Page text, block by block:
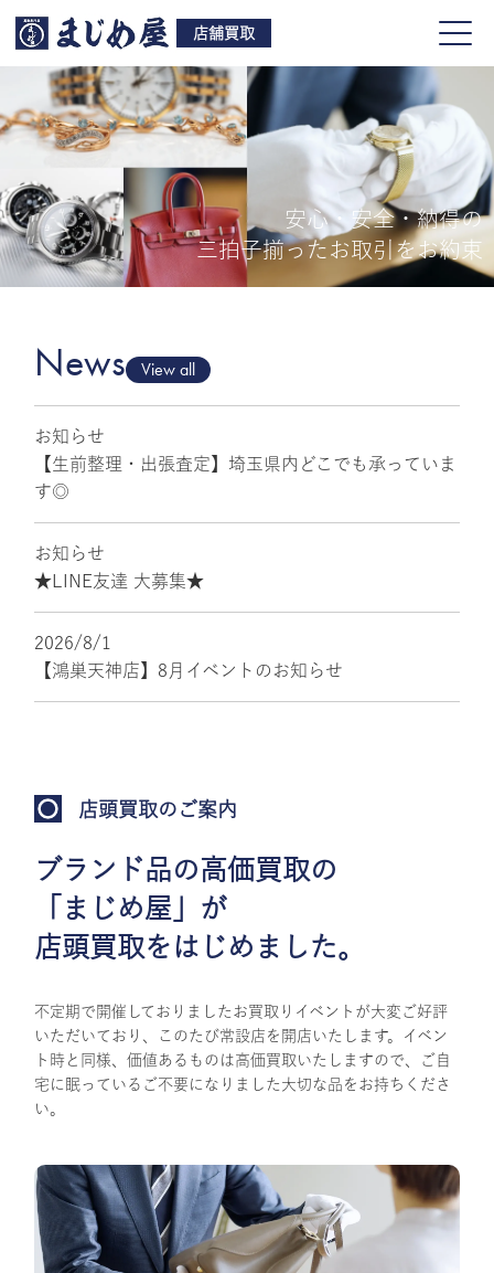
店舗買取
買取品目
店舗一覧
安心・安全・納得の
三拍子揃ったお取引をお約束
News View all
お知らせ
【生前整理・出張査定】埼玉県内どこでも承っていま
す◎
お知らせ
★LINE友達 大募集★
2026/8/1
【鴻巣天神店】8月イベントのお知らせ
店頭買取のご案内
ブランド品の高価買取の
「まじめ屋」が
店頭買取をはじめました。
不定期で開催しておりましたお買取りイベントが大変ご好評
いただいており、このたび常設店を開店いたします。イベン
ト時と同様、価値あるものは高価買取いたしますので、ご自
宅に眠っているご不要になりました大切な品をお持ちくださ
い。